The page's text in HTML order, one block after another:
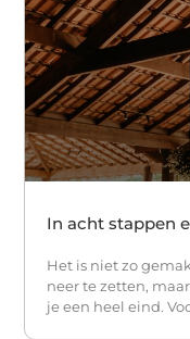
In acht stappen
Het is niet zo
neer te zetten,
je een heel eind.